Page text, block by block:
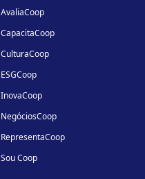
AvaliaCoop
CapacitaCoop
CulturaCoop
ESGCoop
InovaCoop
NegóciosCoop
RepresentaCoop
Sou Coop